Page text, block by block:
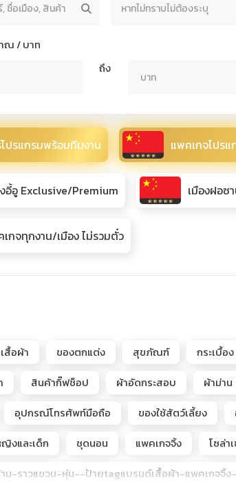
ณ / บาท
ถึง
ปรแกรมพร้อมทีมงาน แพคเกจโปร
อี้อู Exclusive/Premium เมืองฝอซ
กจทุกงาน/เมือง ไม่รวมตั๋ว
เสื้อผ้า ของตกแต่ง สุขภัณฑ์ กระเบื้อง
สินค้ากิ๊ฟช็อป ผ้าอัดกระสอบ ผ้าม่าน
อุปกรณ์โทรศัพท์มือถือ ของใช้สัตว์เลี้ยง
งและเด็ก
ชุดนอน แพคเกจจิ้ง โซล่า
น-ราวแขวน-หุ่น--ป้ายtagแบรนด์เสื้อผ้า-แพคเกจจิ้ง